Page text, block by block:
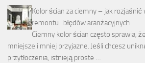
Kolor ścian za ciemny – jak rozjaśnić
remontu i błędów aranżacyjnych
Ciemny kolor ścian często sprawia,
mniejsze i mniej przyjazne. Jeśli chcesz
przytłoczenia, istnieją proste …